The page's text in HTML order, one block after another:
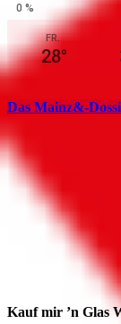
0 %
FR.
28°
Das Mainz&-
Kauf mir ’n Glas